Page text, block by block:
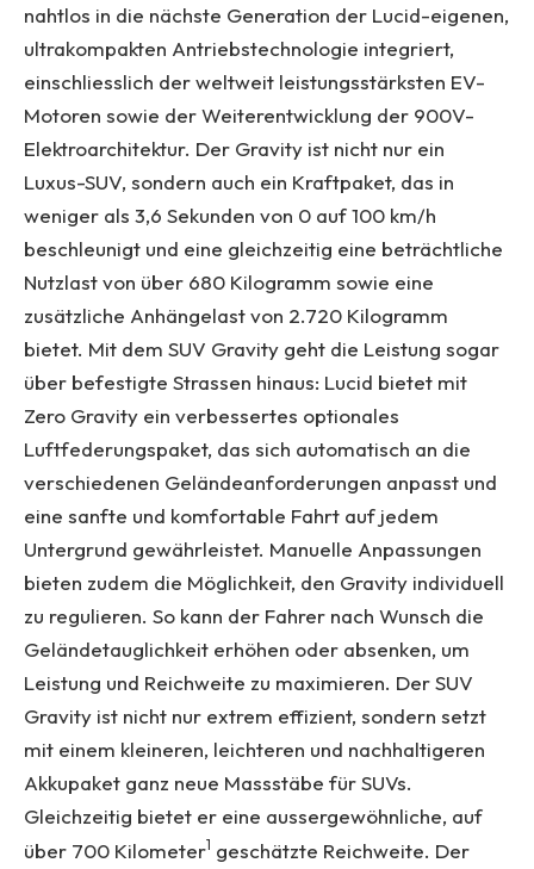
nahtlos in die nächste Generation der Lucid-eigenen,
ultrakompakten Antriebstechnologie integriert,
einschliesslich der weltweit leistungsstärksten EV-
Motoren sowie der Weiterentwicklung der 900V-
Elektroarchitektur. Der Gravity ist nicht nur ein
Luxus-SUV, sondern auch ein Kraftpaket, das in
weniger als 3,6 Sekunden von 0 auf 100 km/h
beschleunigt und eine gleichzeitig eine beträchtliche
Nutzlast von über 680 Kilogramm sowie eine
zusätzliche Anhängelast von 2.720 Kilogramm
bietet. Mit dem SUV Gravity geht die Leistung sogar
über befestigte Strassen hinaus: Lucid bietet mit
Zero Gravity ein verbessertes optionales
Luftfederungspaket, das sich automatisch an die
verschiedenen Geländeanforderungen anpasst und
eine sanfte und komfortable Fahrt auf jedem
Untergrund gewährleistet. Manuelle Anpassungen
bieten zudem die Möglichkeit, den Gravity individuell
zu regulieren. So kann der Fahrer nach Wunsch die
Geländetauglichkeit erhöhen oder absenken, um
Leistung und Reichweite zu maximieren. Der SUV
Gravity ist nicht nur extrem effizient, sondern setzt
mit einem kleineren, leichteren und nachhaltigeren
Akkupaket ganz neue Massstäbe für SUVs.
Gleichzeitig bietet er eine aussergewöhnliche, auf
über 700 Kilometer1 geschätzte Reichweite. Der